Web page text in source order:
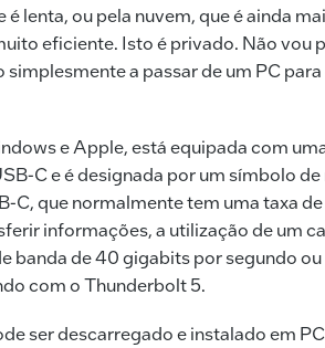
lenta, ou pela nuvem, que é ainda
eficiente. Isto é privado. Não vou
a passar de um PC
e Apple, está equipada com
C e é designada por um símbolo
C, que normalmente tem uma taxa de
informações, a utilização de um
banda de 40 gigabits por segundo
com o Thunderbolt 5.
ser descarregado e instalado em